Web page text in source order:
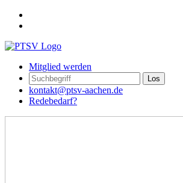
Mitglied werden
kontakt@ptsv-aachen.de
Redebedarf?